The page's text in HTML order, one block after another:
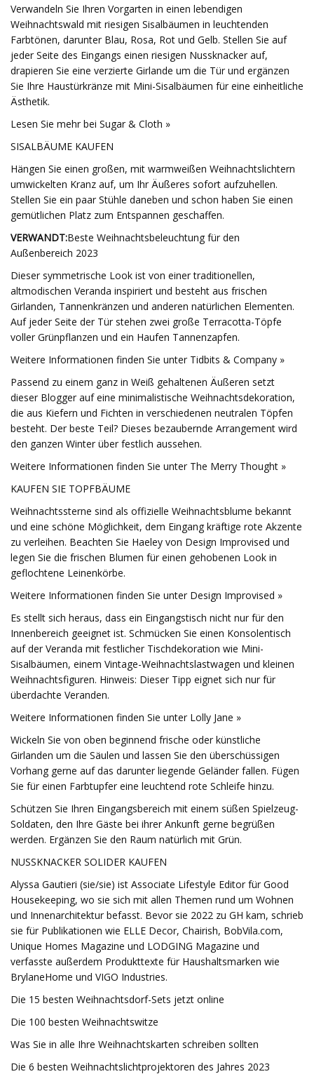
Verwandeln Sie Ihren Vorgarten in einen lebendigen
Weihnachtswald mit riesigen Sisalbäumen in leuchtenden
Farbtönen, darunter Blau, Rosa, Rot und Gelb. Stellen Sie auf
jeder Seite des Eingangs einen riesigen Nussknacker auf,
drapieren Sie eine verzierte Girlande um die Tür und ergänzen
Sie Ihre Haustürkränze mit Mini-Sisalbäumen für eine einheitliche
Ästhetik.
Lesen Sie mehr bei Sugar & Cloth »
SISALBÄUME KAUFEN
Hängen Sie einen großen, mit warmweißen Weihnachtslichtern
umwickelten Kranz auf, um Ihr Äußeres sofort aufzuhellen.
Stellen Sie ein paar Stühle daneben und schon haben Sie einen
gemütlichen Platz zum Entspannen geschaffen.
VERWANDT:Beste Weihnachtsbeleuchtung für den
Außenbereich 2023
Dieser symmetrische Look ist von einer traditionellen,
altmodischen Veranda inspiriert und besteht aus frischen
Girlanden, Tannenkränzen und anderen natürlichen Elementen.
Auf jeder Seite der Tür stehen zwei große Terracotta-Töpfe
voller Grünpflanzen und ein Haufen Tannenzapfen.
Weitere Informationen finden Sie unter Tidbits & Company »
Passend zu einem ganz in Weiß gehaltenen Äußeren setzt
dieser Blogger auf eine minimalistische Weihnachtsdekoration,
die aus Kiefern und Fichten in verschiedenen neutralen Töpfen
besteht. Der beste Teil? Dieses bezaubernde Arrangement wird
den ganzen Winter über festlich aussehen.
Weitere Informationen finden Sie unter The Merry Thought »
KAUFEN SIE TOPFBÄUME
Weihnachtssterne sind als offizielle Weihnachtsblume bekannt
und eine schöne Möglichkeit, dem Eingang kräftige rote Akzente
zu verleihen. Beachten Sie Haeley von Design Improvised und
legen Sie die frischen Blumen für einen gehobenen Look in
geflochtene Leinenkörbe.
Weitere Informationen finden Sie unter Design Improvised »
Es stellt sich heraus, dass ein Eingangstisch nicht nur für den
Innenbereich geeignet ist. Schmücken Sie einen Konsolentisch
auf der Veranda mit festlicher Tischdekoration wie Mini-
Sisalbäumen, einem Vintage-Weihnachtslastwagen und kleinen
Weihnachtsfiguren. Hinweis: Dieser Tipp eignet sich nur für
überdachte Veranden.
Weitere Informationen finden Sie unter Lolly Jane »
Wickeln Sie von oben beginnend frische oder künstliche
Girlanden um die Säulen und lassen Sie den überschüssigen
Vorhang gerne auf das darunter liegende Geländer fallen. Fügen
Sie für einen Farbtupfer eine leuchtend rote Schleife hinzu.
Schützen Sie Ihren Eingangsbereich mit einem süßen Spielzeug-
Soldaten, den Ihre Gäste bei ihrer Ankunft gerne begrüßen
werden. Ergänzen Sie den Raum natürlich mit Grün.
NUSSKNACKER SOLIDER KAUFEN
Alyssa Gautieri (sie/sie) ist Associate Lifestyle Editor für Good
Housekeeping, wo sie sich mit allen Themen rund um Wohnen
und Innenarchitektur befasst. Bevor sie 2022 zu GH kam, schrieb
sie für Publikationen wie ELLE Decor, Chairish, BobVila.com,
Unique Homes Magazine und LODGING Magazine und
verfasste außerdem Produkttexte für Haushaltsmarken wie
BrylaneHome und VIGO Industries.
Die 15 besten Weihnachtsdorf-Sets jetzt online
Die 100 besten Weihnachtswitze
Was Sie in alle Ihre Weihnachtskarten schreiben sollten
Die 6 besten Weihnachtslichtprojektoren des Jahres 2023